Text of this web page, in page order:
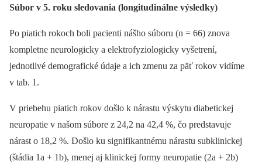
Súbor v 5. roku sledovania (longitudinálne výsledky)
Po piatich rokoch boli pacienti nášho súboru (n = 66) znova
kompletne neurologicky a elektrofyziologicky vyšetrení,
jednotlivé demografické údaje a ich zmenu za päť rokov vidíme
v tab. 1.
V priebehu piatich rokov došlo k nárastu výskytu diabetickej
neuropatie v našom súbore z 24,2 na 42,4 %, čo predstavuje
nárast o 18,2 %. Došlo ku signifikantnému nárastu subklinickej
(štádia 1a + 1b), menej aj klinickej formy neuropatie (2a + 2b)